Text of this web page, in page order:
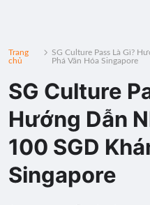
Trang
chủ
SG Culture Pass Là Gì?
Phá Văn Hóa Singapore
SG Culture
Hướng Dẫn
100 SGD
Singapore